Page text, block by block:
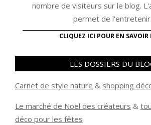
nombre de visiteurs sur le blog.
permet de l'entretenir.
CLIQUEZ ICI POUR EN SAVOIR
LES DOSSIERS DU
Carnet de style nature & shopping
Le marché de Noël des créateurs & t
déco pour les fêtes